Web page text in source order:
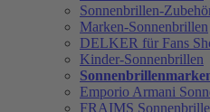
Sonnenbrillen-
Marken-Sonnenbrillen
DELKER für Fans
Kinder-Sonnenbrillen
Emporio Armani
FRAIMS